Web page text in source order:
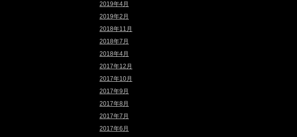
2019年4月
2019年2月
2018年11月
2018年7月
2018年4月
2017年12月
2017年10月
2017年9月
2017年8月
2017年7月
2017年6月